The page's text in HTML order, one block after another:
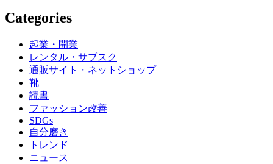
Categories
起業・開業
レンタル・サブスク
通販サイト・ネットショップ
靴
読書
ファッション改善
SDGs
自分磨き
トレンド
ニュース